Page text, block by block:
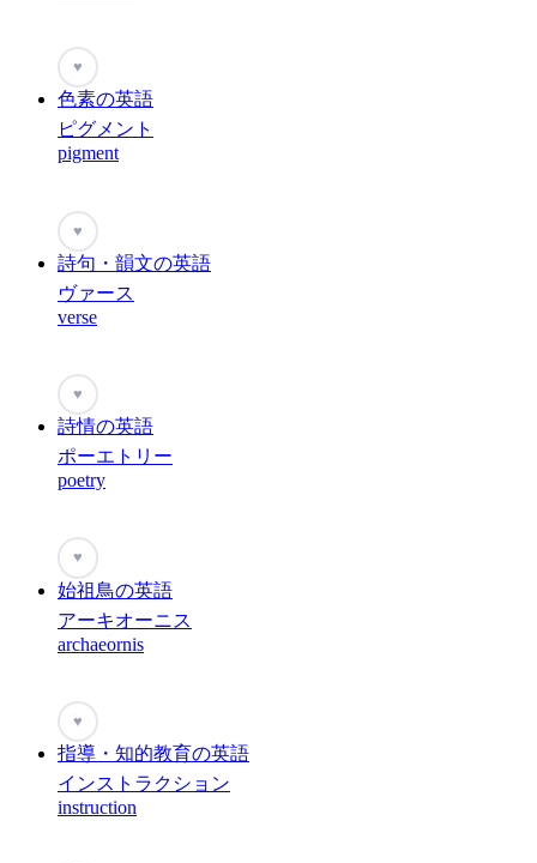
♥
色素の英語
ピグメント
pigment
♥
詩句・韻文の英語
ヴァース
verse
♥
詩情の英語
ポーエトリー
poetry
♥
始祖鳥の英語
アーキオーニス
archaeornis
♥
指導・知的教育の英語
インストラクション
instruction